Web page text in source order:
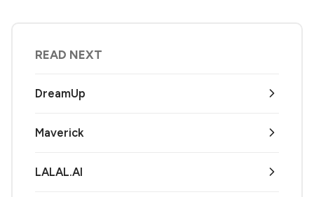
READ NEXT
DreamUp
Maverick
LALAL.AI